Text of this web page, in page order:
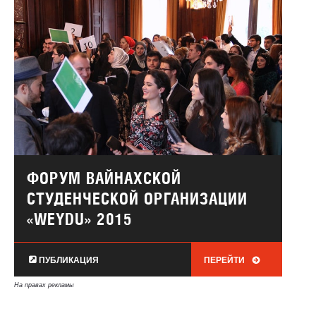
ФОРУМ ВАЙНАХСКОЙ
СТУДЕНЧЕСКОЙ ОРГАНИЗАЦИИ
«WEYDU» 2015
ПУБЛИКАЦИЯ ПЕРЕЙТИ
На правах рекламы